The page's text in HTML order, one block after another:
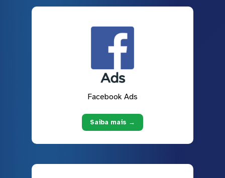
Facebook Ads
Saiba mais →